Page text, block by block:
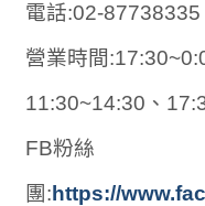
電話:02-87738335
營業時間
11:30~14:30、
FB粉絲
團:https://